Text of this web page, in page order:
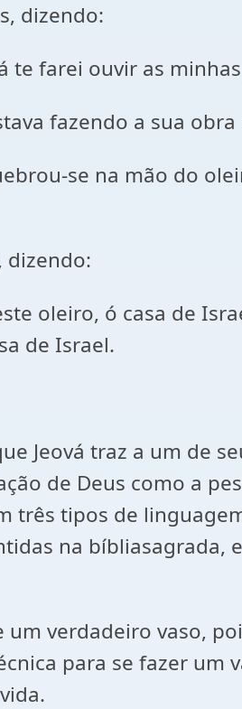
dizendo:
te farei ouvir as
fazendo a sua
se na mão do
dizendo:
oleiro, ó casa de
de Israel.
Jeová traz a um de
de Deus como a
três tipos de
na
um verdadeiro vaso,
para se fazer um